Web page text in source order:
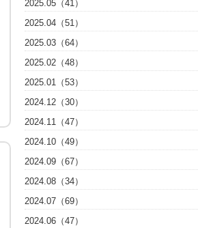
2025.05（41）
2025.04（51）
2025.03（64）
2025.02（48）
2025.01（53）
2024.12（30）
2024.11（47）
2024.10（49）
2024.09（67）
2024.08（34）
2024.07（69）
2024.06（47）